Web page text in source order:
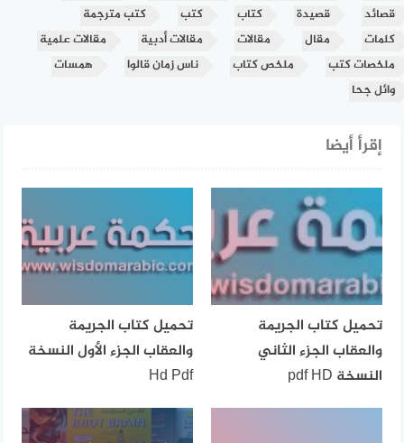
قصائد
قصيدة كتاب كتب
كتب مترجمة
كلمات
مقال مقالات مقالات أدبية
مقالات علمية
ملخصات كتب
ملخص كتاب ناس زمان قالوا
همسات
وائل جحا
إقرأ أيضا
تحميل كتاب الجريمة
والعقاب الجزء الثاني
النسخة pdf HD
تحميل كتاب الجريمة
والعقاب الجزء الأول النسخة
Hd Pdf